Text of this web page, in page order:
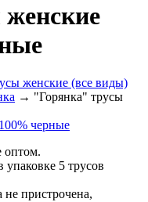
женские (все виды)
→ "Горянка" трусы
оптом.
5 трусов
пристрочена,